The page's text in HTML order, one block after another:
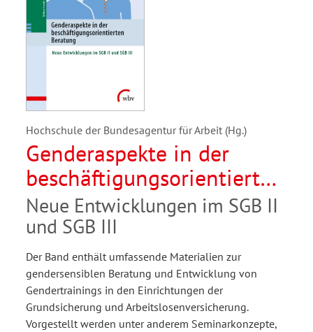
Hochschule der Bundesagentur für Arbeit (Hg.)
Genderaspekte in der
beschäftigungsorientierten
Beratung
Neue Entwicklungen im SGB II
und SGB III
Der Band enthält umfassende Materialien zur
gendersensiblen Beratung und Entwicklung von
Gendertrainings in den Einrichtungen der
Grundsicherung und Arbeitslosenversicherung.
Vorgestellt werden unter anderem Seminarkonzepte,